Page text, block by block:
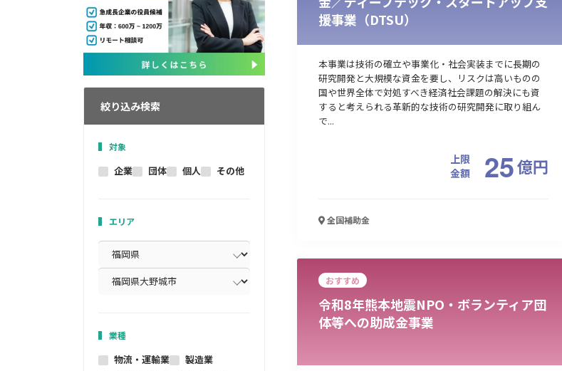
絞り込み検索
対象
企業 団体 個人 その他
エリア
業種
物流・運輸業
製造業
援事業（DTSU）
本事業は技術の確立や事業化・社会実装までに長期の
研究開発と大規模な資金を要し、リスクは高いものの
国や世界全体で対処すべき経済社会課題の解決にも資
すると考えられる革新的な技術の研究開発に取り組ん
で...
上限
金額
25億円
全国補助金
おすすめ
令和8年熊本地震NPO・ボランティア団
体等への助成金事業